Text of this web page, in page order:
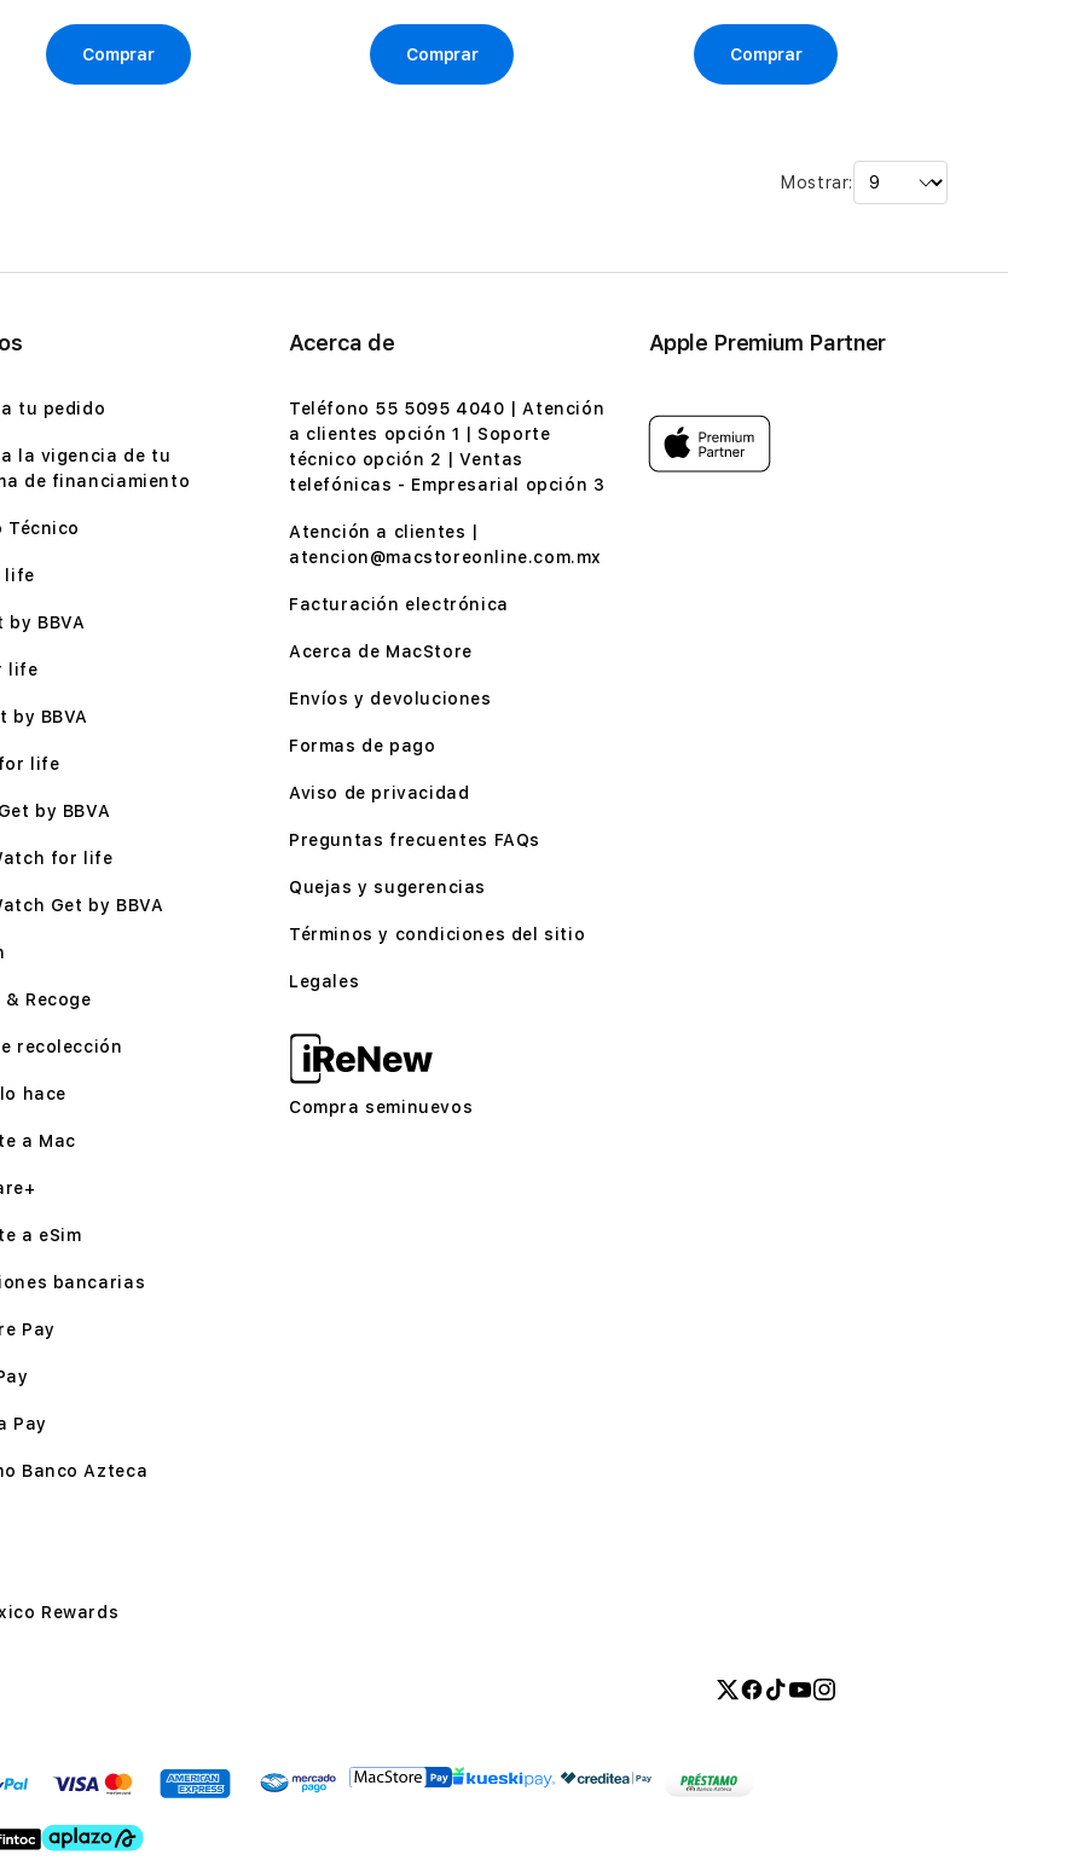
Comprar Comprar Comprar
Mostrar:
tu pedido
la vigencia de tu
de financiamiento
Técnico
life
by BBVA
life
by BBVA
life
by BBVA
for life
Get by BBVA
Recoge
recolección
hace
a Mac
a eSim
bancarias
Pay
Pay
Banco Azteca
Rewards
Acerca de
Teléfono 55 5095 4040 | Atención
a clientes opción 1 | Soporte
técnico opción 2 | Ventas
telefónicas - Empresarial opción 3
Atención a clientes |
atencion@macstoreonline.com.mx
Facturación electrónica
Acerca de MacStore
Envíos y devoluciones
Formas de pago
Aviso de privacidad
Preguntas frecuentes FAQs
Quejas y sugerencias
Términos y condiciones del sitio
Legales
Compra seminuevos
Apple Premium Partner